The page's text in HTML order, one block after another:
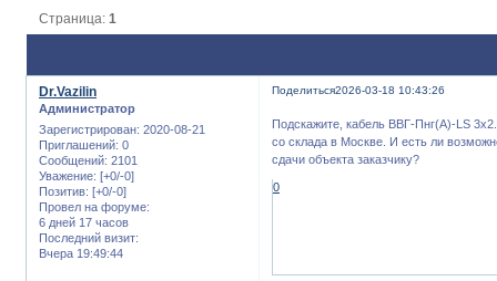
Страница:1
Поделиться2026-03-18 10:43:26
Dr.Vazilin
Администратор
Зарегистрирован: 2020-08-21
Приглашений: 0
Сообщений: 2101
Уважение: [+0/-0]
Позитив: [+0/-0]
Провел на форуме:
6 дней 17 часов
Последний визит:
Вчера 19:49:44
Подскажите, кабель ВВГ-Пнг(А)-LS
со склада в Москве. И есть ли
сдачи объекта заказчику?
0